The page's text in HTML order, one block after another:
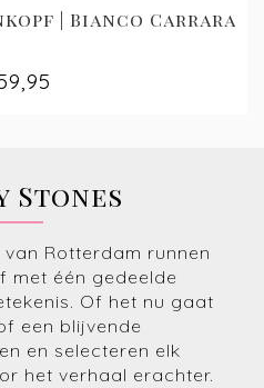
| Bianco Carrara
Stones
Rotterdam runnen
met één gedeelde
Of het nu gaat
een blijvende
en selecteren elk
het verhaal erachter.